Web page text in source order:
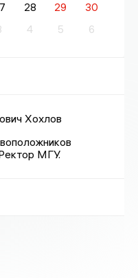
28 29
30
4 5 6
Хохлов
МГУ.